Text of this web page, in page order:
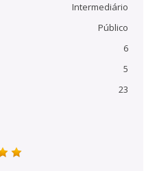
Intermediário
Público
6
5
23